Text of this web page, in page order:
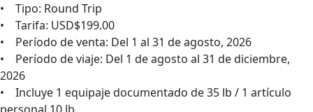
• Tipo: Round Trip
• Tarifa: USD$199.00
• Período de venta: Del 1 al 31 de agosto, 2026
• Período de viaje: Del 1 de agosto al 31 de diciembre,
2026
• Incluye 1 equipaje documentado de 35 lb / 1 artículo